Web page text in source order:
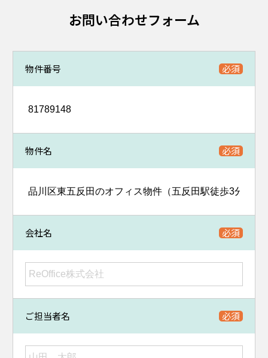
お問い合わせフォーム
物件番号
物件名
会社名
ご担当者名